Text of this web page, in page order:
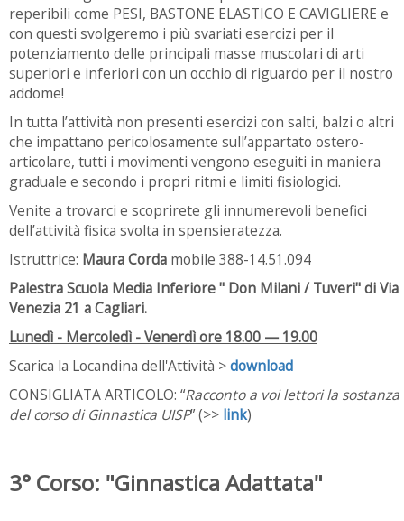
reperibili come PESI, BASTONE ELASTICO E CAVIGLIERE e
con questi svolgeremo i più svariati esercizi per il
potenziamento delle principali masse muscolari di arti
superiori e inferiori con un occhio di riguardo per il nostro
addome!
In tutta l’attività non presenti esercizi con salti, balzi o altri
che impattano pericolosamente sull’appartato ostero-
articolare, tutti i movimenti vengono eseguiti in maniera
graduale e secondo i propri ritmi e limiti fisiologici.
Venite a trovarci e scoprirete gli innumerevoli benefici
dell’attività fisica svolta in spensieratezza.
Istruttrice: Maura Corda mobile 388-14.51.094
Palestra Scuola Media Inferiore " Don Milani / Tuveri" di Via
Venezia 21 a Cagliari.
Lunedì - Mercoledì - Venerdì ore 18.00 — 19.00
Scarica la Locandina dell'Attività >download
CONSIGLIATA ARTICOLO: “Racconto a voi lettori la sostanza
del corso di Ginnastica UISP” (>> link)
3° Corso: "Ginnastica Adattata"